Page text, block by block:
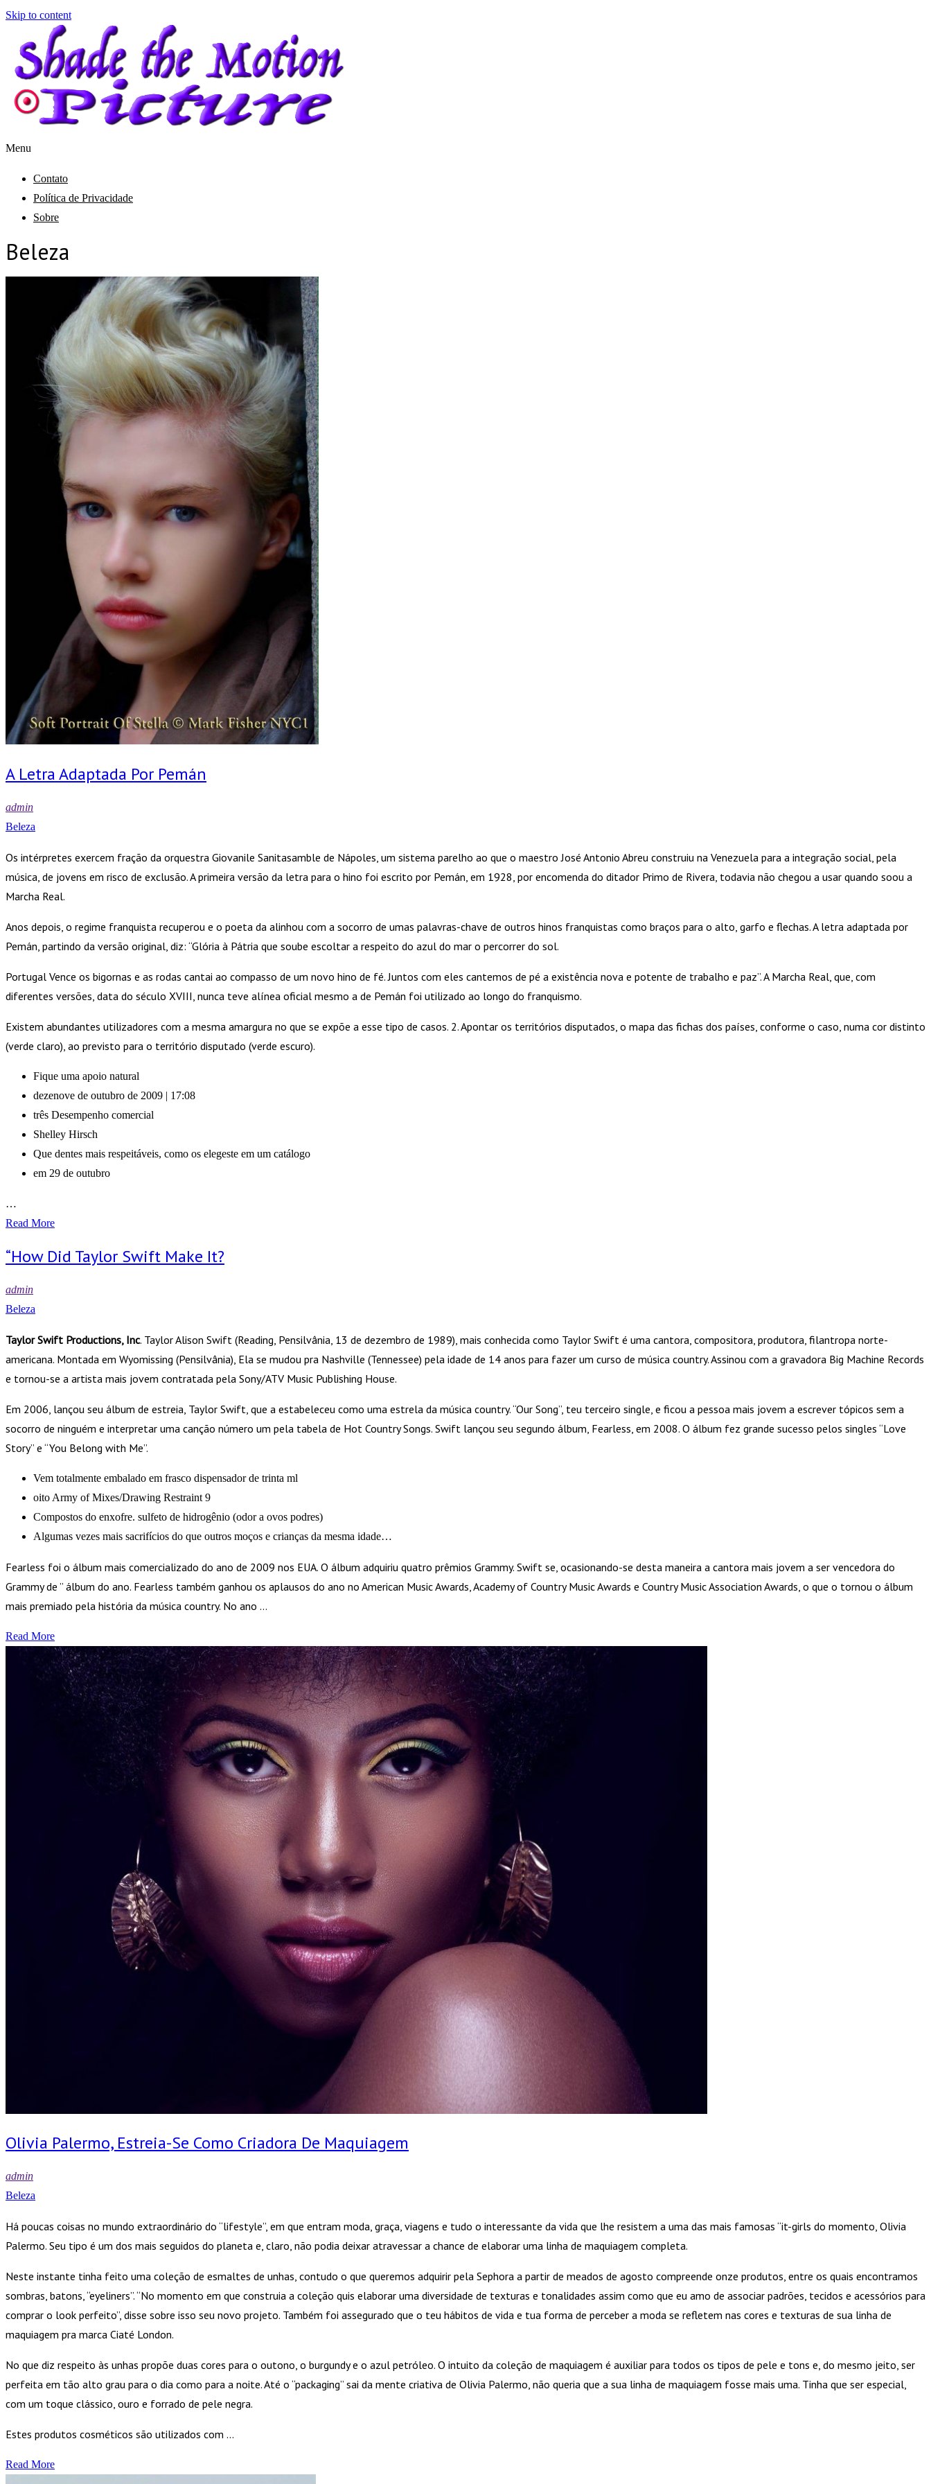
Skip to content
Menu
Contato
Política de Privacidade
Sobre
Beleza
A Letra Adaptada Por Pemán
admin
Beleza
Os intérpretes exercem fração da orquestra Giovanile Sanitasamble de Nápoles, um sistema parelho ao que o maestro José Antonio Abreu construiu na Venezuela para a integração social, pela
música, de jovens em risco de exclusão. A primeira versão da letra para o hino foi escrito por Pemán, em 1928, por encomenda do ditador Primo de Rivera, todavia não chegou a usar quando soou a
Marcha Real.
Anos depois, o regime franquista recuperou e o poeta da alinhou com a socorro de umas palavras-chave de outros hinos franquistas como braços para o alto, garfo e flechas. A letra adaptada por
Pemán, partindo da versão original, diz: “Glória à Pátria que soube escoltar a respeito do azul do mar o percorrer do sol.
Portugal Vence os bigornas e as rodas cantai ao compasso de um novo hino de fé. Juntos com eles cantemos de pé a existência nova e potente de trabalho e paz”. A Marcha Real, que, com
diferentes versões, data do século XVIII, nunca teve alínea oficial mesmo a de Pemán foi utilizado ao longo do franquismo.
Existem abundantes utilizadores com a mesma amargura no que se expõe a esse tipo de casos. 2. Apontar os territórios disputados, o mapa das fichas dos países, conforme o caso, numa cor distinto
(verde claro), ao previsto para o território disputado (verde escuro).
Fique uma apoio natural
dezenove de outubro de 2009 | 17:08
três Desempenho comercial
Shelley Hirsch
Que dentes mais respeitáveis, como os elegeste em um catálogo
em 29 de outubro
…
Read More
“How Did Taylor Swift Make It?
admin
Beleza
Taylor Swift Productions, Inc. Taylor Alison Swift (Reading, Pensilvânia, 13 de dezembro de 1989), mais conhecida como Taylor Swift é uma cantora, compositora, produtora, filantropa norte-
americana. Montada em Wyomissing (Pensilvânia), Ela se mudou pra Nashville (Tennessee) pela idade de 14 anos para fazer um curso de música country. Assinou com a gravadora Big Machine Records
e tornou-se a artista mais jovem contratada pela Sony/ATV Music Publishing House.
Em 2006, lançou seu álbum de estreia, Taylor Swift, que a estabeleceu como uma estrela da música country. “Our Song”, teu terceiro single, e ficou a pessoa mais jovem a escrever tópicos sem a
socorro de ninguém e interpretar uma canção número um pela tabela de Hot Country Songs. Swift lançou seu segundo álbum, Fearless, em 2008. O álbum fez grande sucesso pelos singles “Love
Story” e “You Belong with Me”.
Vem totalmente embalado em frasco dispensador de trinta ml
oito Army of Mixes/Drawing Restraint 9
Compostos do enxofre. sulfeto de hidrogênio (odor a ovos podres)
Algumas vezes mais sacrifícios do que outros moços e crianças da mesma idade…
Fearless foi o álbum mais comercializado do ano de 2009 nos EUA. O álbum adquiriu quatro prêmios Grammy. Swift se, ocasionando-se desta maneira a cantora mais jovem a ser vencedora do
Grammy de ” álbum do ano. Fearless também ganhou os aplausos do ano no American Music Awards, Academy of Country Music Awards e Country Music Association Awards, o que o tornou o álbum
mais premiado pela história da música country. No ano …
Read More
Olivia Palermo, Estreia-Se Como Criadora De Maquiagem
admin
Beleza
Há poucas coisas no mundo extraordinário do “lifestyle”, em que entram moda, graça, viagens e tudo o interessante da vida que lhe resistem a uma das mais famosas “it-girls do momento, Olivia
Palermo. Seu tipo é um dos mais seguidos do planeta e, claro, não podia deixar atravessar a chance de elaborar uma linha de maquiagem completa.
Neste instante tinha feito uma coleção de esmaltes de unhas, contudo o que queremos adquirir pela Sephora a partir de meados de agosto compreende onze produtos, entre os quais encontramos
sombras, batons, “eyeliners”. “No momento em que construia a coleção quis elaborar uma diversidade de texturas e tonalidades assim como que eu amo de associar padrões, tecidos e acessórios para
comprar o look perfeito”, disse sobre isso seu novo projeto. Também foi assegurado que o teu hábitos de vida e tua forma de perceber a moda se refletem nas cores e texturas de sua linha de
maquiagem pra marca Ciaté London.
No que diz respeito às unhas propõe duas cores para o outono, o burgundy e o azul petróleo. O intuito da coleção de maquiagem é auxiliar para todos os tipos de pele e tons e, do mesmo jeito, ser
perfeita em tão alto grau para o dia como para a noite. Até o “packaging” sai da mente criativa de Olivia Palermo, não queria que a sua linha de maquiagem fosse mais uma. Tinha que ser especial,
com um toque clássico, ouro e forrado de pele negra.
Estes produtos cosméticos são utilizados com …
Read More